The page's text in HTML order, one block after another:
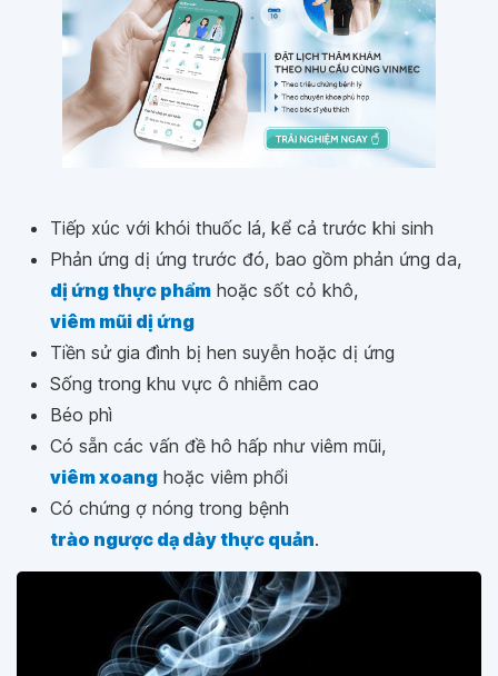
Tiếp xúc với khói thuốc lá, kể cả trước khi sinh
Phản ứng dị ứng trước đó, bao gồm phản ứng da,
dị ứng thực phẩm hoặc sốt cỏ khô,
viêm mũi dị ứng
Tiền sử gia đình bị hen suyễn hoặc dị ứng
Sống trong khu vực ô nhiễm cao
Béo phì
Có sẵn các vấn đề hô hấp như viêm mũi,
viêm xoang hoặc viêm phổi
Có chứng ợ nóng trong bệnh
trào ngược dạ dày thực quản.